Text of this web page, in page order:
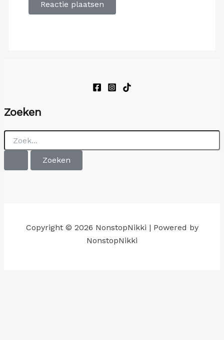
Zoeken
Zoek
naar:
Copyright © 2026 NonstopNikki | Powered by
NonstopNikki